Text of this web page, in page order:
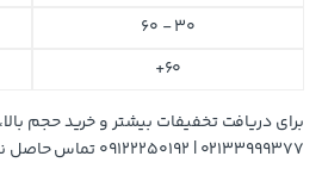
30 - 60
60+
برای دریافت تخفیفات بیشتر و خرید حجم
۰۲۱۳۳۹۹۹۳۷۷ | ۰۹۱۲۲۲۵۰۱۹۲ تماس حاصل نمایید.